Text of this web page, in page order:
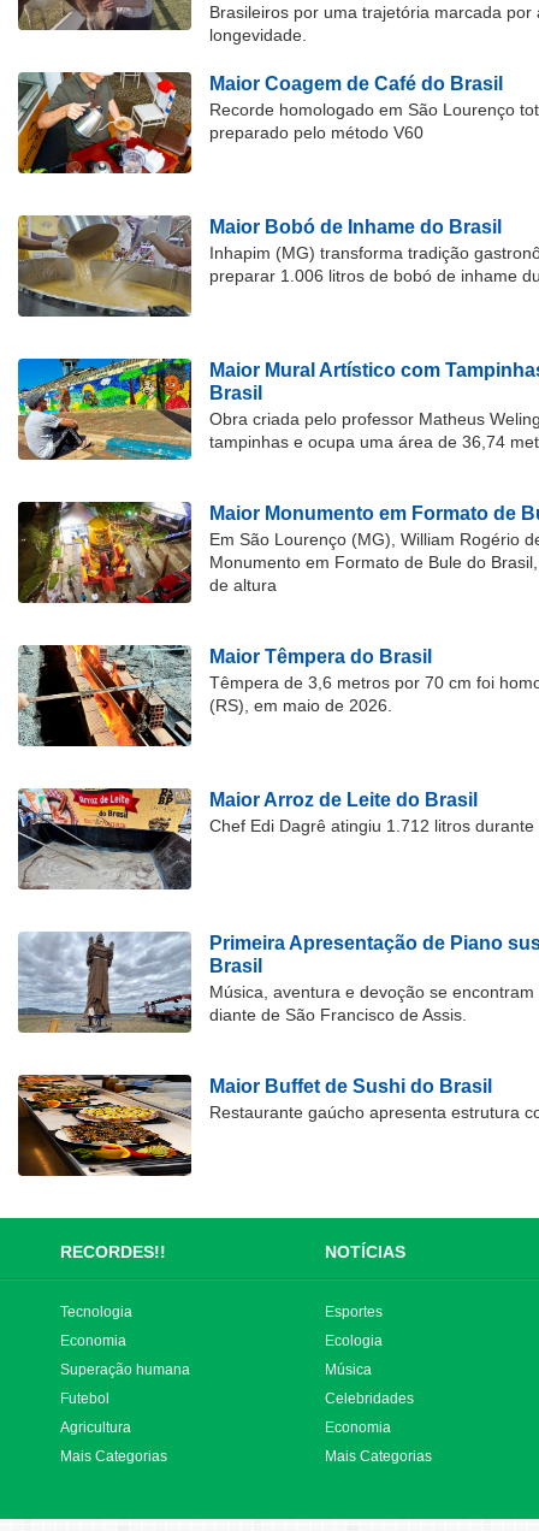
Brasileiros por uma trajetória marcada por
longevidade.
Maior Coagem de Café do Brasil
Recorde homologado em São Lourenço
preparado pelo método V60
Maior Bobó de Inhame do Brasil
Inhapim (MG) transforma tradição
preparar 1.006 litros de bobó de inhame
Maior Mural Artístico com
Brasil
Obra criada pelo professor Matheus
tampinhas e ocupa uma área de 36,74
Maior Monumento em Formato de
Em São Lourenço (MG), William Rogério
Monumento em Formato de Bule do
de altura
Maior Têmpera do Brasil
Têmpera de 3,6 metros por 70 cm foi
(RS), em maio de 2026.
Maior Arroz de Leite do Brasil
Chef Edi Dagrê atingiu 1.712 litros
Primeira Apresentação de Piano
Brasil
Música, aventura e devoção se
diante de São Francisco de Assis.
Maior Buffet de Sushi do Brasil
Restaurante gaúcho apresenta estrutura
RECORDES!! NOTÍCIAS
Tecnologia
Economia
Superação humana
Futebol
Agricultura
Mais Categorias
Esportes
Ecologia
Música
Celebridades
Economia
Mais Categorias